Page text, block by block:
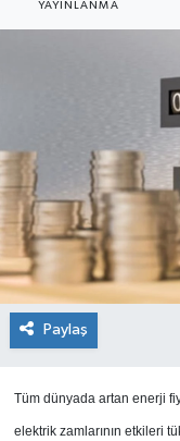
YAYINLANMA
Paylaş
Tüm dünyada artan enerji
elektrik zamlarının etkileri
SEKTÖR
ÜLKE
YAŞAM